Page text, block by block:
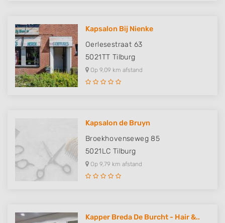
Kapsalon Bij Nienke
Oerlesestraat 63
5021TT Tilburg
Op 9,09 km afstand
Kapsalon de Bruyn
Broekhovenseweg 85
5021LC Tilburg
Op 9,79 km afstand
Kapper Breda De Burcht - Hair &..